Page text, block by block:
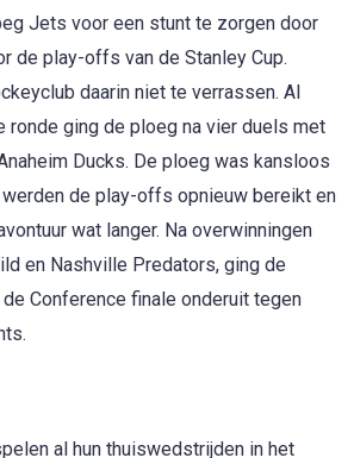
Jets voor een stunt te zorgen door
de play-offs van de Stanley Cup.
daarin niet te verrassen. Al
ronde ging de ploeg na vier duels met
Ducks. De ploeg was kansloos
de play-offs opnieuw bereikt en
wat langer. Na overwinningen
en Nashville Predators, ging de
Conference finale onderuit tegen
al hun thuiswedstrijden in het